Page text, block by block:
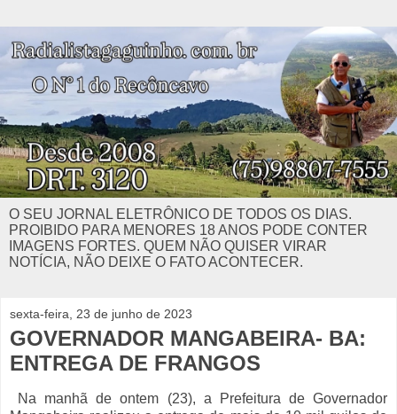
O SEU JORNAL ELETRÔNICO DE TODOS OS DIAS.
PROIBIDO PARA MENORES 18 ANOS PODE CONTER
IMAGENS FORTES. QUEM NÃO QUISER VIRAR
NOTÍCIA, NÃO DEIXE O FATO ACONTECER.
sexta-feira, 23 de junho de 2023
GOVERNADOR MANGABEIRA- BA:
ENTREGA DE FRANGOS
Na manhã de ontem (23), a Prefeitura de Governador